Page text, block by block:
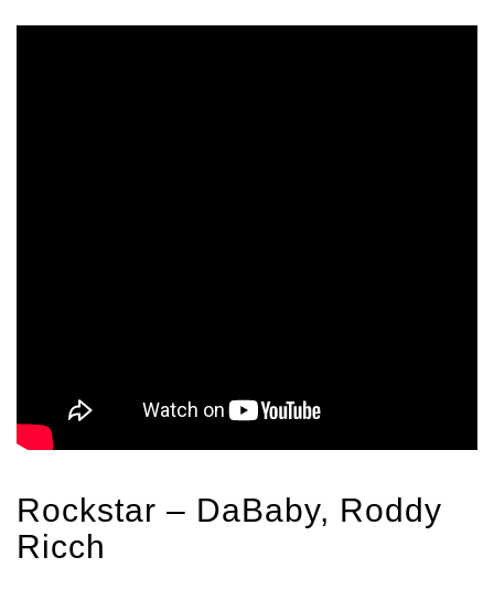
Rockstar – DaBaby, Roddy
Ricch